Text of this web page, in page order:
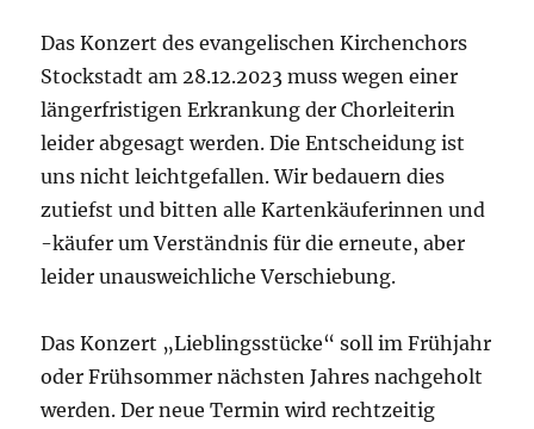
Das Konzert des evangelischen Kirchenchors
Stockstadt am 28.12.2023 muss wegen einer
längerfristigen Erkrankung der Chorleiterin
leider abgesagt werden. Die Entscheidung ist
uns nicht leichtgefallen. Wir bedauern dies
zutiefst und bitten alle Kartenkäuferinnen und
-käufer um Verständnis für die erneute, aber
leider unausweichliche Verschiebung.
Das Konzert „Lieblingsstücke“ soll im Frühjahr
oder Frühsommer nächsten Jahres nachgeholt
werden. Der neue Termin wird rechtzeitig